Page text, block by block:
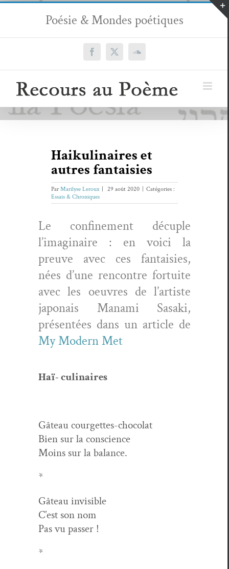
Passer
contenu
Poésie & Mondes poétiques
Facebook
X SoundCloud
Haikulinaires et
autres fantaisies
ParMarilyse Leroux 29 août 2020
Catégories :
Essais & Chroniques
Le con­fine­ment décu­ple
l’imag­i­naire : en voici la
preuve avec ces fan­taisies,
nées d’une ren­con­tre for­tu­ite
avec les oeu­vres de l’artiste
japon­ais Man­a­mi Sasa­ki,
présen­tées dans un arti­cle de
My Mod­ern Met
Haï- culi­naires
Gâteau cour­gettes-choco­lat
Bien sur la conscience
Moins sur la balance.
*
Gâteau invis­i­ble
C’est son nom
Pas vu passer !
*